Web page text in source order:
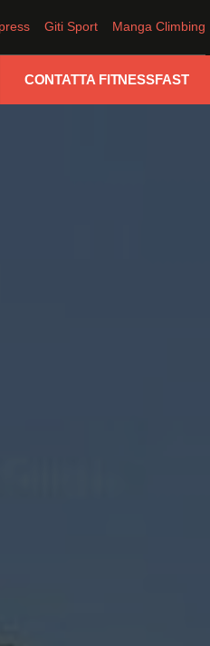
Giti Sport Manga Climbing
CONTATTA FITNESSFAST